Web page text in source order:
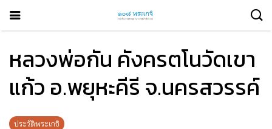
หลวงพ่อกัน คังครตโนวัดเขา
แก้ว อ.พยุหะคีรี จ.นครสวรรค์
ประวัติพระเกจิ